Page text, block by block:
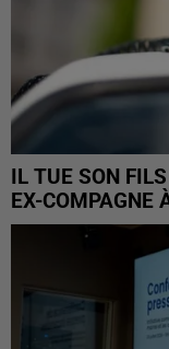
IL TUE SON
EX-COMPAGNE